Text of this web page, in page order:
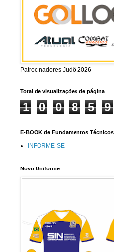
Patrocinadores Judô 2026
Total de visualizações de página
1 0 0 8 5 9
E-BOOK de Fundamentos Técnicos
INFORME-SE
Novo Uniforme